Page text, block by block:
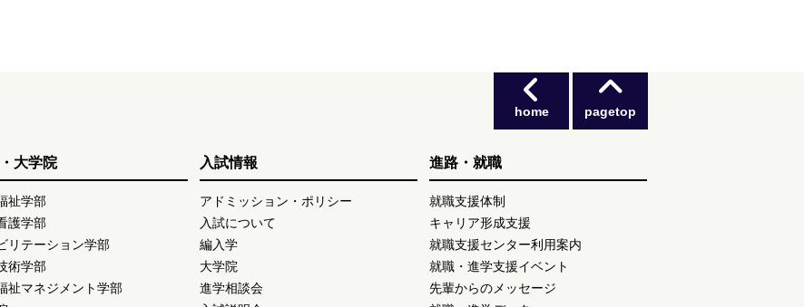
pagetop
home
大学院
祉学部
護学部
リテーション学部
術学部
祉マネジメント学部
入試情報
アドミッション・ポリシー
入試について
編入学
大学院
進学相談会
進路・就職
就職支援体制
キャリア形成支援
就職支援センター利用案内
就職・進学支援イベント
先輩からのメッセージ